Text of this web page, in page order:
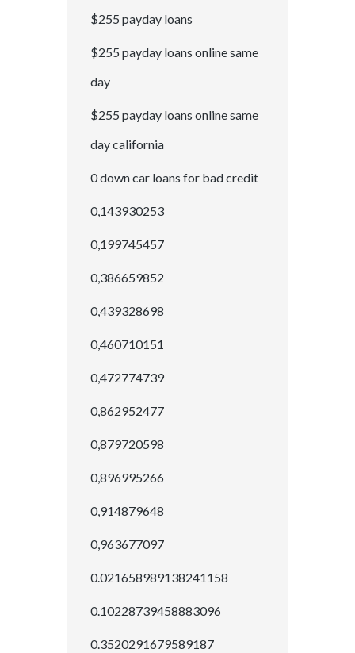
$255 payday loans
$255 payday loans online same
day
$255 payday loans online same
day california
0 down car loans for bad credit
0,143930253
0,199745457
0,386659852
0,439328698
0,460710151
0,472774739
0,862952477
0,879720598
0,896995266
0,914879648
0,963677097
0.021658989138241158
0.10228739458883096
0.3520291679589187